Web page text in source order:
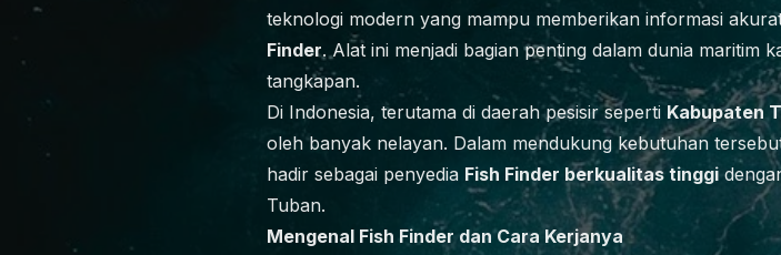
teknologi modern yang mampu memberikan informasi
Finder. Alat ini menjadi bagian penting dalam dunia maritim
tangkapan.
Di Indonesia, terutama di daerah pesisir seperti Kabupaten
oleh banyak nelayan. Dalam mendukung kebutuhan
hadir sebagai penyedia Fish Finder berkualitas tinggi
Tuban.
Mengenal Fish Finder dan Cara Kerjanya